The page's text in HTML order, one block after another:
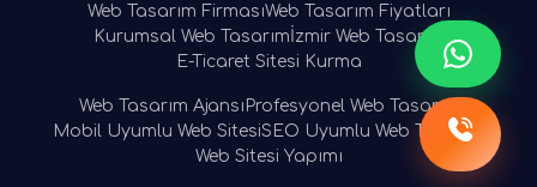
Web Tasarım FirmasıWeb Tasarım Fiyatları
Kurumsal Web Tasarım İzmir Web Tasarım
E-Ticaret Sitesi Kurma
Web Tasarım Ajansı Profesyonel Web Tasarım
Mobil Uyumlu Web SitesiSEO Uyumlu Web Tasarım
Web Sitesi Yapımı